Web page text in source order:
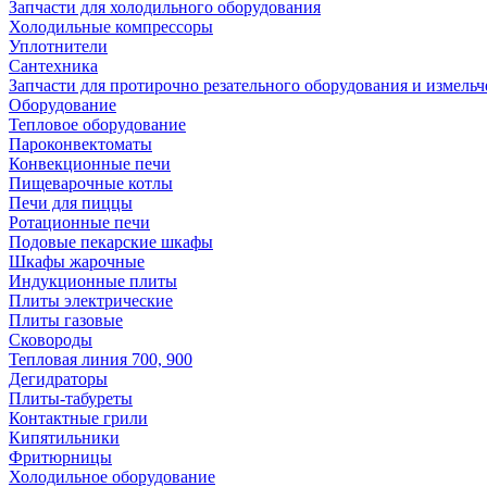
Запчасти для холодильного оборудования
Холодильные компрессоры
Уплотнители
Сантехника
Запчасти для протирочно резательного оборудования и
Оборудование
Тепловое оборудование
Пароконвектоматы
Конвекционные печи
Пищеварочные котлы
Печи для пиццы
Ротационные печи
Подовые пекарские шкафы
Шкафы жарочные
Индукционные плиты
Плиты электрические
Плиты газовые
Сковороды
Тепловая линия 700, 900
Дегидраторы
Плиты-табуреты
Контактные грили
Кипятильники
Фритюрницы
Холодильное оборудование